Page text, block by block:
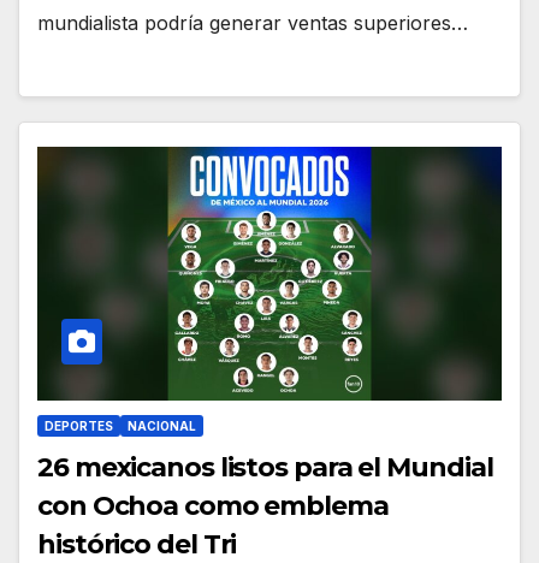
mundialista podría generar ventas superiores…
DEPORTES NACIONAL
26 mexicanos listos para el Mundial
con Ochoa como emblema
histórico del Tri